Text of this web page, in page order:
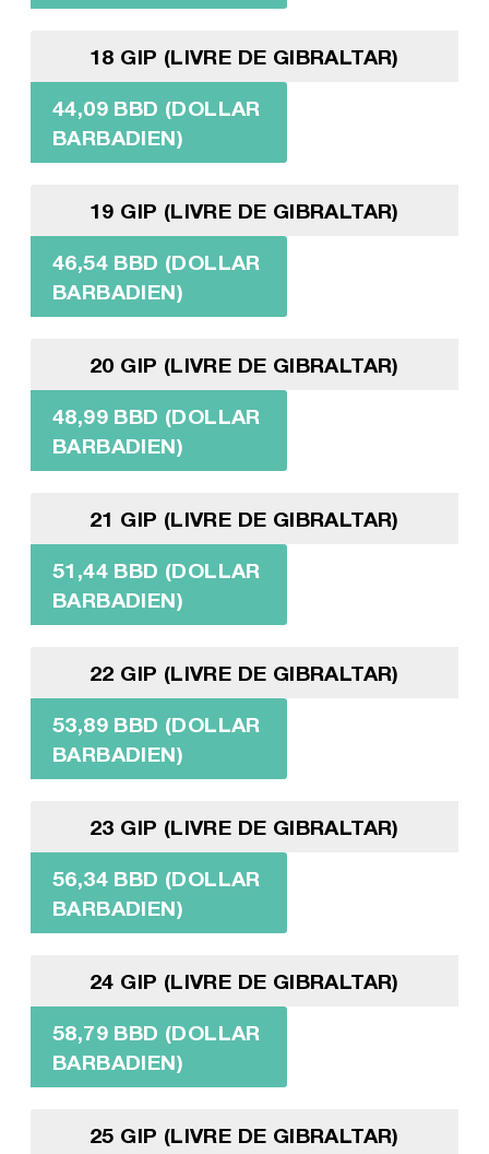
18 GIP (LIVRE DE GIBRALTAR)
44,09 BBD (DOLLAR
BARBADIEN)
19 GIP (LIVRE DE GIBRALTAR)
46,54 BBD (DOLLAR
BARBADIEN)
20 GIP (LIVRE DE GIBRALTAR)
48,99 BBD (DOLLAR
BARBADIEN)
21 GIP (LIVRE DE GIBRALTAR)
51,44 BBD (DOLLAR
BARBADIEN)
22 GIP (LIVRE DE GIBRALTAR)
53,89 BBD (DOLLAR
BARBADIEN)
23 GIP (LIVRE DE GIBRALTAR)
56,34 BBD (DOLLAR
BARBADIEN)
24 GIP (LIVRE DE GIBRALTAR)
58,79 BBD (DOLLAR
BARBADIEN)
25 GIP (LIVRE DE GIBRALTAR)